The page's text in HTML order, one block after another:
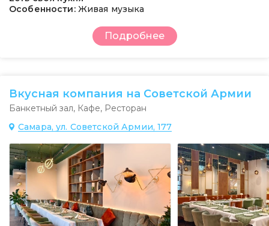
Особенности: Живая музыка
Подробнее
Вкусная компания на Советской Армии
Банкетный зал, Кафе, Ресторан
Самара, ул. Советской Армии, 177